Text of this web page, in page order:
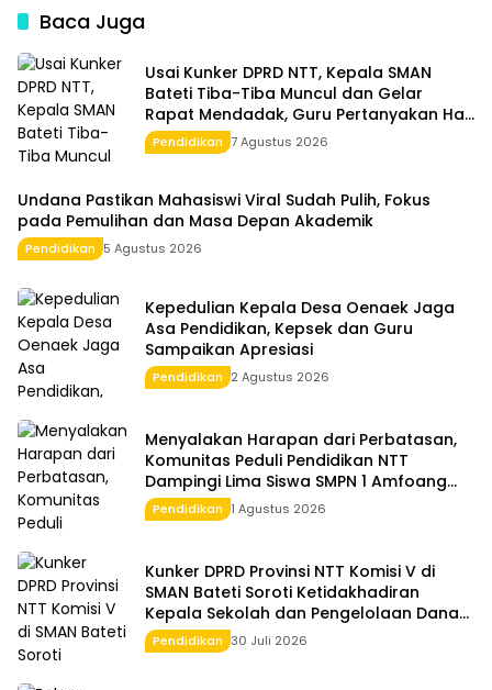
Pengelolaan Dana BOS
Baca Juga
Usai Kunker DPRD NTT, Kepala SMAN
Bateti Tiba-Tiba Muncul dan Gelar
Rapat Mendadak, Guru Pertanyakan Hak
15 Persen yang Belum Dibayar
Pendidikan 7 Agustus 2026
Undana Pastikan Mahasiswi Viral Sudah Pulih, Fokus
pada Pemulihan dan Masa Depan Akademik
Pendidikan 5 Agustus 2026
Kepedulian Kepala Desa Oenaek Jaga
Asa Pendidikan, Kepsek dan Guru
Sampaikan Apresiasi
Pendidikan 2 Agustus 2026
Menyalakan Harapan dari Perbatasan,
Komunitas Peduli Pendidikan NTT
Dampingi Lima Siswa SMPN 1 Amfoang
Timur
Pendidikan 1 Agustus 2026
Kunker DPRD Provinsi NTT Komisi V di
SMAN Bateti Soroti Ketidakhadiran
Kepala Sekolah dan Pengelolaan Dana
BOS
Pendidikan 30 Juli 2026